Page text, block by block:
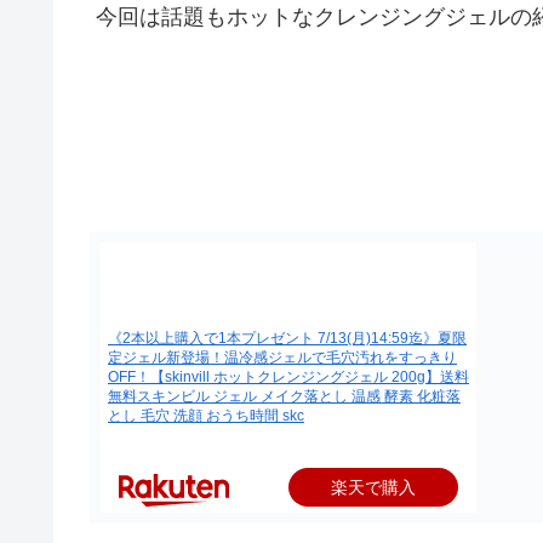
今回は話題もホットなクレンジングジェルの
《2本以上購入で1本プレゼント 7/13(月)14:59迄》夏限
定ジェル新登場！温冷感ジェルで毛穴汚れをすっきり
OFF！【skinvill ホットクレンジングジェル 200g】送料
無料スキンビル ジェル メイク落とし 温感 酵素 化粧落
とし 毛穴 洗顔 おうち時間 skc
楽天で購入